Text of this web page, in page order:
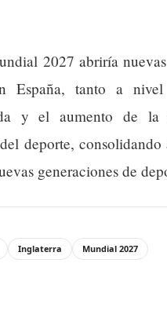
2027 abriría
España, tanto a nivel
y el aumento de la
deporte,
generaciones de
Inglaterra Mundial 2027